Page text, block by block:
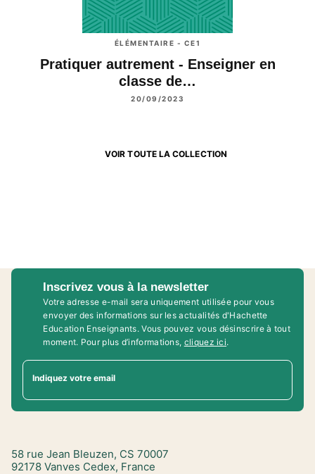
ÉLÉMENTAIRE - CE1
Pratiquer autrement - Enseigner en
classe de…
20/09/2023
VOIR TOUTE LA COLLECTION
Inscrivez vous à la newsletter
Votre adresse e-mail sera uniquement utilisée pour vous
envoyer des informations sur les actualités d'Hachette
Education Enseignants. Vous pouvez vous désinscrire à tout
moment. Pour plus d’informations, cliquez ici.
Indiquez votre email
58 rue Jean Bleuzen, CS 70007
92178 Vanves Cedex, France